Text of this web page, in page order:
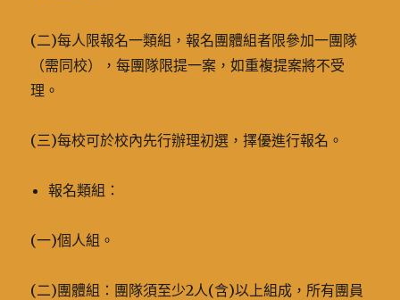
(二)每人限報名一類組，報名團體組者限參加一團隊
（需同校），每團隊限提一案，如重複提案將不受
理。
(三)每校可於校內先行辦理初選，擇優進行報名。
報名類組：
(一)個人組。
(二)團體組：團隊須至少2人(含)以上組成，所有團員